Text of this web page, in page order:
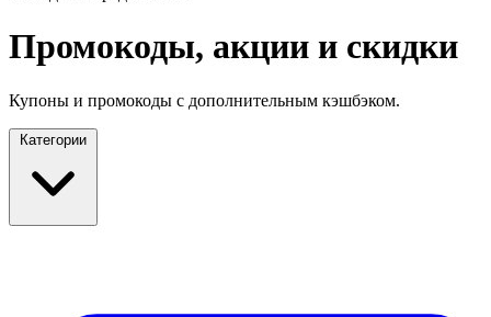
Промокоды, акции и скидки
Купоны и промокоды с дополнительным кэшбэком.
Категории